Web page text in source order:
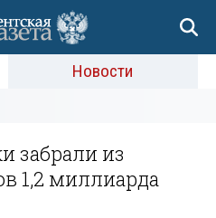
Новости
забрали из
1,2 миллиарда